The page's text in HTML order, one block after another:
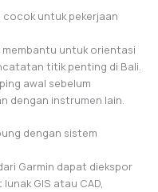
cocok untuk pekerjaan
membantu untuk orientasi
titik penting di Bali.
awal sebelum
dengan instrumen lain.
dengan sistem
Garmin dapat diekspor
GIS atau CAD,